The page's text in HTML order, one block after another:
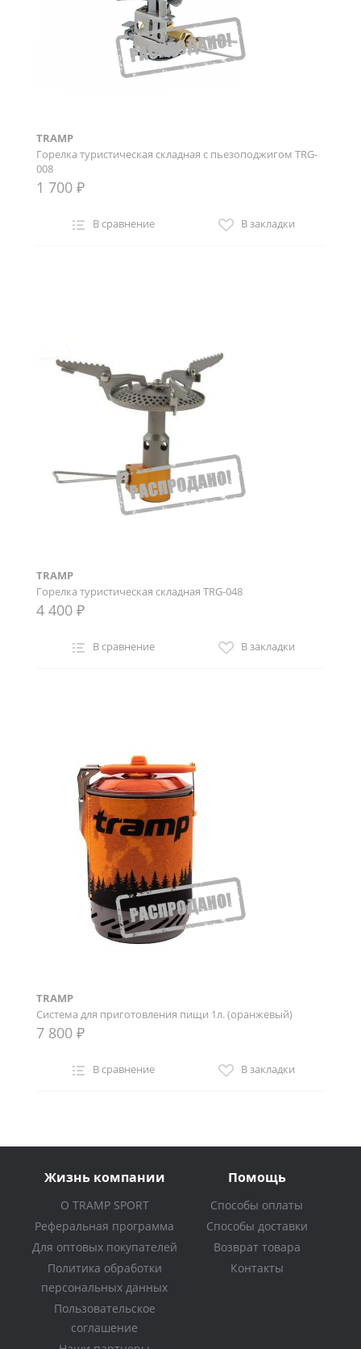
TRAMP
Горелка туристическая складная с пьезоподжигом TRG-
008
1 700 ₽
В сравнение В закладки
TRAMP
Горелка туристическая складная TRG-048
4 400 ₽
В сравнение В закладки
TRAMP
Система для приготовления пищи 1л. (оранжевый)
7 800 ₽
В сравнение В закладки
Жизнь компании
О TRAMP SPORT
Реферальная программа
Для оптовых покупателей
Политика обработки
персональных данных
Пользовательское
соглашение
Помощь
Способы оплаты
Способы доставки
Возврат товара
Контакты